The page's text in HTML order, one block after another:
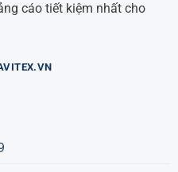
cáo tiết kiệm nhất cho